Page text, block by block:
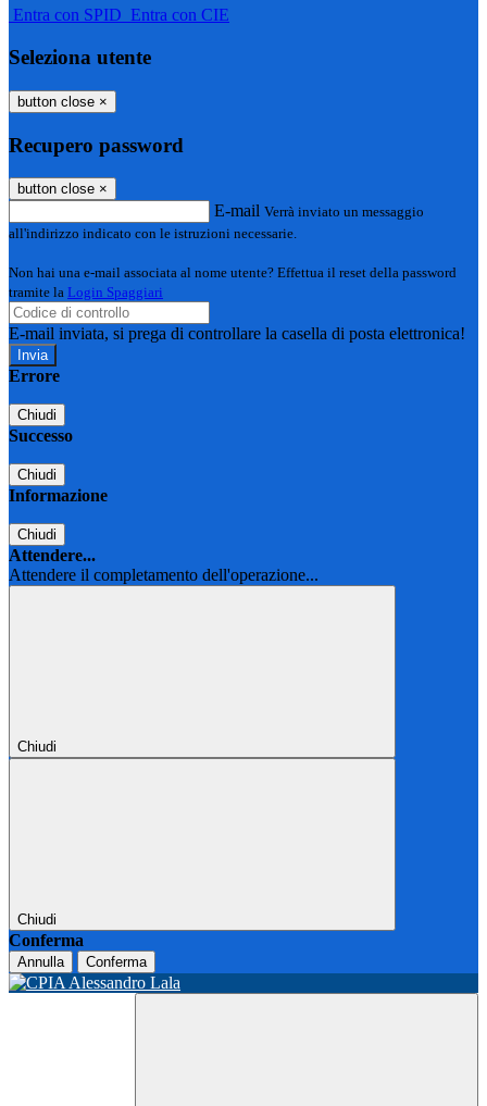
Entra con SPID Entra con CIE
Seleziona utente
button close ×
Recupero password
button close ×
E-mail Verrà inviato un messaggio
all'indirizzo indicato con le istruzioni necessarie.
Non hai una e-mail associata al nome utente? Effettua il reset della password
tramite la Login Spaggiari
E-mail inviata, si prega di controllare la casella di posta elettronica!
Errore
Chiudi
Successo
Chiudi
Informazione
Chiudi
Attendere...
Attendere il completamento dell'operazione...
Chiudi
Chiudi
Conferma
Annulla Conferma